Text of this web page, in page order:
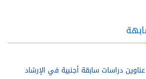
عناوين دراسات سابقة أجنبية في الإرشاد